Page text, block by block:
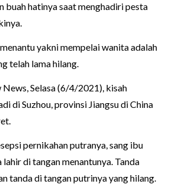
buah hatinya saat menghadiri pesta
yakni mempelai wanita adalah
telah lama hilang.
Selasa (6/4/2021), kisah
di Suzhou, provinsi Jiangsu di China
pernikahan putranya, sang ibu
di tangan menantunya. Tanda
tanda di tangan putrinya yang hilang.